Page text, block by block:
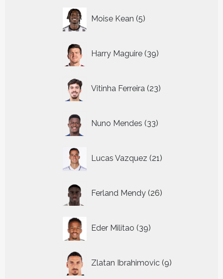
Moise Kean 5
producten
Harry Maguire 39
producten
Vitinha Ferreira 23
producten
Nuno Mendes 33
producten
Lucas Vazquez 21
producten
Ferland Mendy 26
producten
Eder Militao 39
producten
Zlatan Ibrahimovic 9
producten